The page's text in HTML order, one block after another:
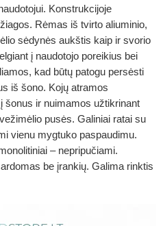
Konstrukcijoje
Rėmas iš tvirto aliuminio,
sėdynės aukštis kaip ir svorio
į naudotojo poreikius bei
kad būtų patogu persėsti
iš šono. Kojų atramos
šonus ir nuimamos užtikrinant
pusės. Galiniai ratai su
vienu mygtuko paspaudimu.
– nepripučiami.
be įrankių. Galima rinktis